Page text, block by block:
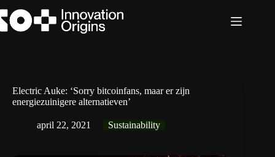
naar
de
Electric Auke: ‘Sorry bitcoinfans, maar er zijn
energiezuinigere alternatieven’
april 22, 2021 Sustainability